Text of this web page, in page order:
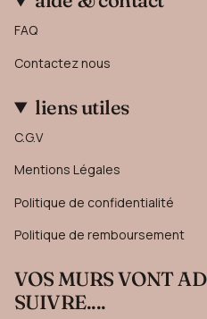
FAQ
Contactez nous
liens utiles
C.G.V
Mentions Légales
Politique de confidentialité
Politique de remboursement
VOS MURS VONT
SUIVRE....